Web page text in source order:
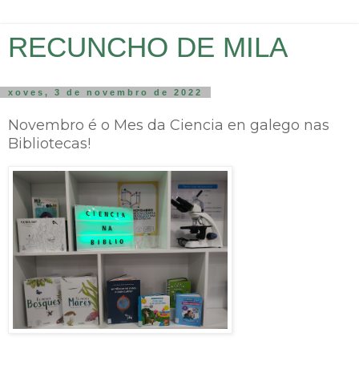
RECUNCHO DE MILA
xoves, 3 de novembro de 2022
Novembro é o Mes da Ciencia en galego nas
Bibliotecas!